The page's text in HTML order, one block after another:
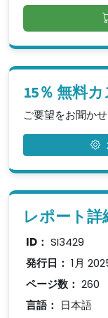
15％ 無料
ご要望をお聞か
レポート詳
ID： SI3429
発行日： 1月
ページ数： 260
言語： 日本語